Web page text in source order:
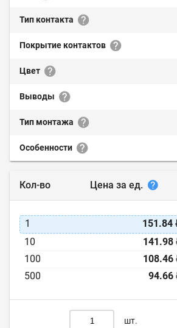
Тип контакта
Покрытие контактов
Цвет
Выводы
Тип монтажа
Особенности
Кол-во Цена за ед.
1 151.84
10
141.98
100
108.46
500
94.66
шт.